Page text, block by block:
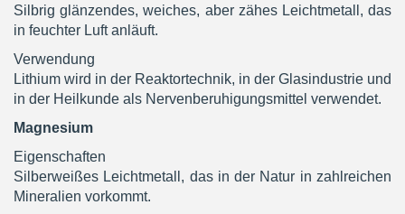
Silbrig glänzendes, weiches, aber zähes Leichtmetall, das
in feuchter Luft anläuft.
Verwendung
Lithium wird in der Reaktortechnik, in der Glasindustrie und
in der Heilkunde als Nervenberuhigungsmittel verwendet.
Magnesium
Eigenschaften
Silberweißes Leichtmetall, das in der Natur in zahlreichen
Mineralien vorkommt.